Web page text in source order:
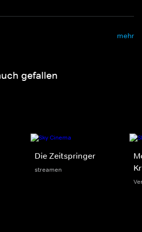
mehr
gefallen
Die Zeitspringer
streamen